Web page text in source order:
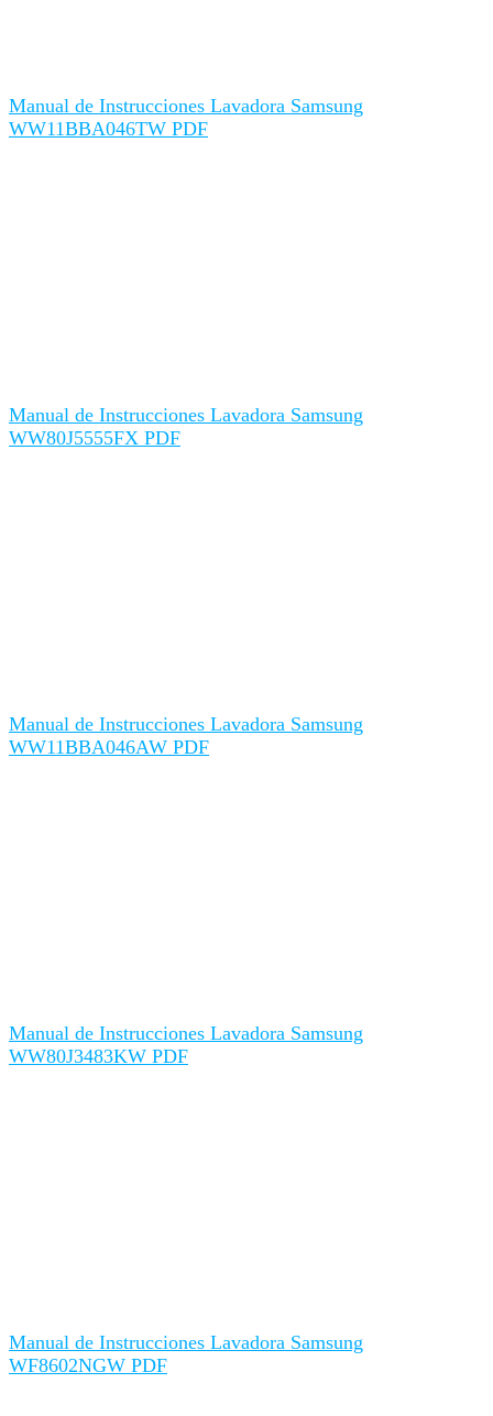
Manual de Instrucciones Lavadora Samsung
WW11BBA046TW PDF
Manual de Instrucciones Lavadora Samsung
WW80J5555FX PDF
Manual de Instrucciones Lavadora Samsung
WW11BBA046AW PDF
Manual de Instrucciones Lavadora Samsung
WW80J3483KW PDF
Manual de Instrucciones Lavadora Samsung
WF8602NGW PDF